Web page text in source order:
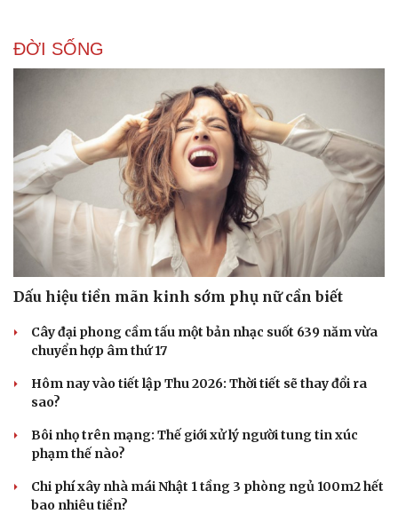
ĐỜI SỐNG
Dấu hiệu tiền mãn kinh sớm phụ nữ cần biết
Cây đại phong cầm tấu một bản nhạc suốt 639 năm vừa
chuyển hợp âm thứ 17
Hôm nay vào tiết lập Thu 2026: Thời tiết sẽ thay đổi ra
sao?
Bôi nhọ trên mạng: Thế giới xử lý người tung tin xúc
phạm thế nào?
Chi phí xây nhà mái Nhật 1 tầng 3 phòng ngủ 100m2 hết
bao nhiêu tiền?